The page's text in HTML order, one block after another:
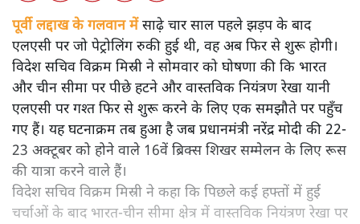
पूर्वी लद्दाख के गलवान मेंसाढ़े चार साल पहले झड़प के बाद
एलएसी पर जो पेट्रोलिंग रुकी हुई थी, वह अब फिर से शुरू होगी।
विदेश सचिव विक्रम मिस्री ने सोमवार को घोषणा की कि भारत
और चीन सीमा पर पीछे हटने और वास्तविक नियंत्रण रेखा यानी
एलएसी पर गश्त फिर से शुरू करने के लिए एक समझौते पर पहुँच
गए हैं। यह घटनाक्रम तब हुआ है जब प्रधानमंत्री नरेंद्र मोदी की 22-
23 अक्टूबर को होने वाले 16वें ब्रिक्स शिखर सम्मेलन के लिए रूस
की यात्रा करने वाले हैं।
विदेश सचिव विक्रम मिस्री ने कहा कि पिछले कई हफ्तों में हुई
चर्चाओं के बाद भारत-चीन सीमा क्षेत्र में वास्तविक नियंत्रण रेखा पर